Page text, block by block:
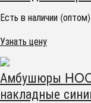
Есть в наличии (оптом)
Узнать цену
Амбушюры
накладные